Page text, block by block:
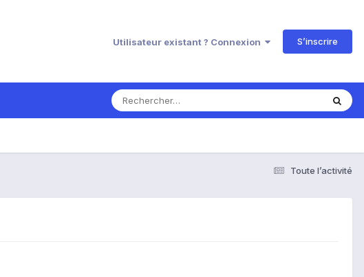
Utilisateur existant ? Connexion S’inscrire
Toute l’activité